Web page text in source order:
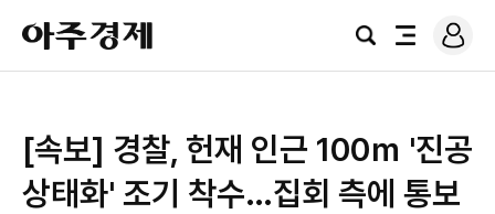
아
주
경
검
전
로
그
[속보] 경찰, 헌재 인근 100ｍ '진공
상태화' 조기 착수…집회 측에 통보